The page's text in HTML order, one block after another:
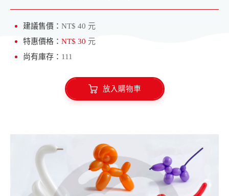
建議售價： NT$ 40 元
特惠價格： NT$ 30 元
尚有庫存： 111
放入購物車